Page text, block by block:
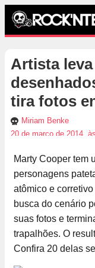
Artista
tira fotos
Miriam Benke
20 de março de 2014,
Marty Cooper tem
personagens
atômico e
busca do cenário
suas fotos e
trapalhões. O
Confira 20 delas